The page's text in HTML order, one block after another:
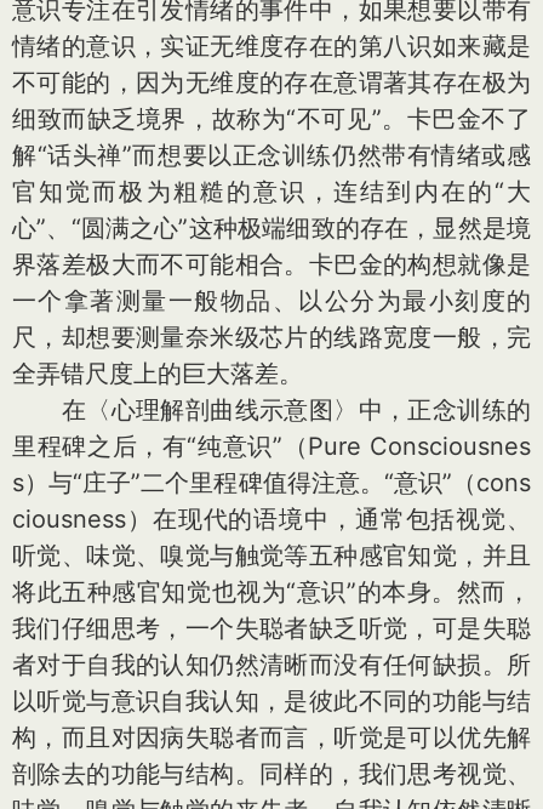
意识专注在引发情绪的事件中，如果想要以带有
情绪的意识，实证无维度存在的第八识如来藏是
不可能的，因为无维度的存在意谓著其存在极为
细致而缺乏境界，故称为“不可见”。卡巴金不了
解“话头禅”而想要以正念训练仍然带有情绪或感
官知觉而极为粗糙的意识，连结到内在的“大
心”、“圆满之心”这种极端细致的存在，显然是境
界落差极大而不可能相合。卡巴金的构想就像是
一个拿著测量一般物品、以公分为最小刻度的
尺，却想要测量奈米级芯片的线路宽度一般，完
全弄错尺度上的巨大落差。
在〈心理解剖曲线示意图〉中，正念训练的
里程碑之后，有“纯意识”（Pure Consciousnes
s）与“庄子”二个里程碑值得注意。“意识”（cons
ciousness）在现代的语境中，通常包括视觉、
听觉、味觉、嗅觉与触觉等五种感官知觉，并且
将此五种感官知觉也视为“意识”的本身。然而，
我们仔细思考，一个失聪者缺乏听觉，可是失聪
者对于自我的认知仍然清晰而没有任何缺损。所
以听觉与意识自我认知，是彼此不同的功能与结
构，而且对因病失聪者而言，听觉是可以优先解
剖除去的功能与结构。同样的，我们思考视觉、